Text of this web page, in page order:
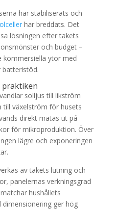
har stabiliserats och
har breddats. Det
lösningen efter takets
och budget –
kommersiella ytor med
batteristöd.
praktiken
solljus till likström
till växelström för husets
direkt matas ut på
för mikroproduktion. Över
lägre och exponeringen
av takets lutning och
panelernas verkningsgrad
hushållets
dimensionering ger hög